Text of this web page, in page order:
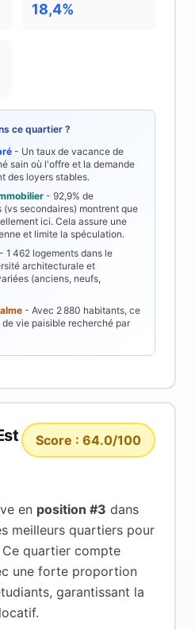
18,4%
ce quartier ?
- Un taux de vacance de
sain où l'offre et la demande
des loyers stables.
- 92,9% de
secondaires) montrent que
ici. Cela assure une
et limite la spéculation.
- 1 462 logements dans le
architecturale et
(anciens, neufs,
- Avec 2 880 habitants, ce
vie paisible recherché par
Score : 64.0/100
en position #3 dans
meilleurs quartiers pour
Ce quartier compte
une forte proportion
, garantissant la
.